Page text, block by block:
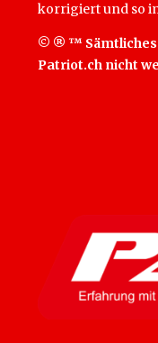
korrigiert und so
© ® ™ Sämtliches
Patriot.ch nicht